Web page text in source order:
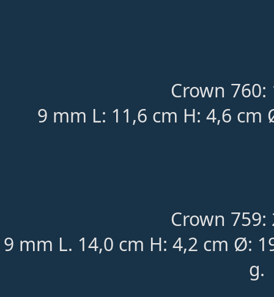
Crown 760:
9 mm L: 11,6 cm H: 4,6
Crown 759:
9 mm L. 14,0 cm H: 4,2 cm Ø:
g.